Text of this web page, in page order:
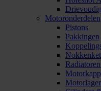
Motoronderdelen
Pistons
Pakkingen